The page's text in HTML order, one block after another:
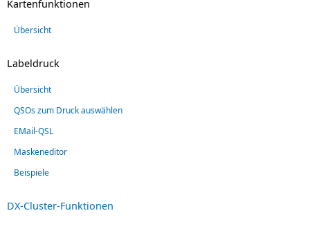
Kartenfunktionen
Übersicht
Labeldruck
Übersicht
QSOs zum Druck auswählen
EMail-QSL
Maskeneditor
Beispiele
DX-Cluster-Funktionen